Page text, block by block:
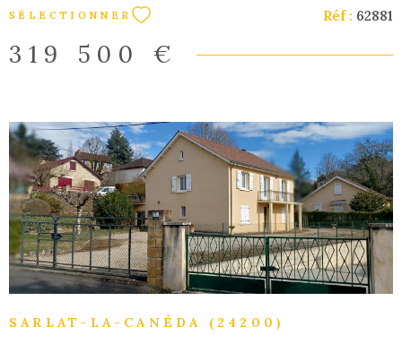
SÉLECTIONNER Réf : 62881
319 500 €
SARLAT-LA-CANÉDA (24200)
VOIR LE BIEN